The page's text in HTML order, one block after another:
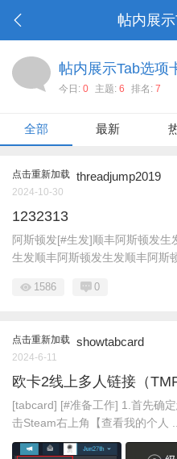
帖内展
帖内展示Tab选项
今日: 0 主题: 6 排名: 7
全部 最新
点击重新加载 threadjump2019
2024-10-30
1232313
阿斯顿发[#生发]顺丰阿斯顿发
生发顺丰阿斯顿发生发顺丰阿斯
1586 0
点击重新加载 showtabcard
2024-6-11
欧卡2线上多人链接（
[tabcard] [#准备工作] 1.首先确
击Steam右上角【查看我的个人 ...